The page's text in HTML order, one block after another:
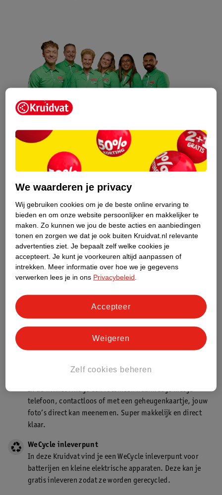
Kruidvat is een erkend specialist in
zelfzorg, ook online. Wat je
gezondheidsvraag ook is, stel hem aan
Stel je gezondheidsvraag
Ook in deze winkel
Kruidvat.nl ophaalpunt
Laat je bestelling snel en gemakkelijk bezorgen in de
Kruidvat is een gecertificeerd drogist. Dit betekent dat je
In de winkel vind je een fotokiosk waarmee je met je
telefoon, contactloos of met een geheugenkaartje, jouw
foto’s direct kan meenemen. Super makkelijk en direct
klaar.
WeCycle inleverpunt
In deze Kruidvat vind je een WeCycle inleverpunt voor
batterijen en kleine elektrische apparaten. Deze kan je
gratis inleveren zodat ze worden gerecycled.
We waarderen je privacy
Wij gebruiken cookies om je de beste online ervaring te
bieden en om onze website persoonlijker en makkelijker te
maken. Zo kunnen we jou de beste acties en aanbiedingen
tonen en zorgen we dat je ook buiten Kruidvat.nl relevante
advertenties ziet. Je bepaalt zelf welke cookies je
accepteert. Je kunt je voorkeuren altijd aanpassen of
intrekken.
Meer informatie over hoe we je gegevens
verwerken lees je in ons Privacybeleid
Zelf cookies beheren
Weigeren
Accepteer